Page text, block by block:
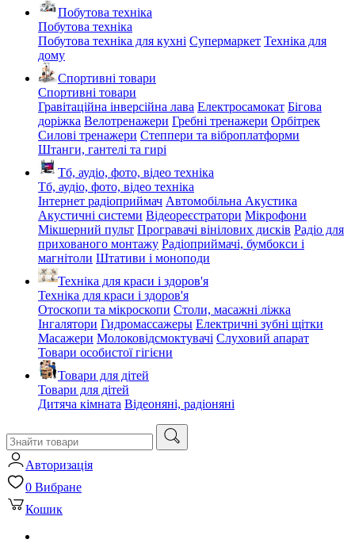
Побутова техніка
Побутова техніка
Побутова техніка для кухні Супермаркет Техніка для
дому
Спортивні товари
Спортивні товари
Гравітаційна інверсійна лава Електросамокат Бігова
доріжка Велотренажери Гребні тренажери Орбітрек
Силові тренажери Степпери та віброплатформи
Штанги, гантелі та гирі
Тб, аудіо, фото, відео техніка
Тб, аудіо, фото, відео техніка
Інтернет радіоприймач Автомобільна Акустика
Акустичні системи Відеореєстратори Мікрофони
Мікшерний пульт Програвачі вінілових дисків Радіо для
прихованого монтажу Радіоприймачі, бумбокси і
магнітоли Штативи і моноподи
Техніка для краси і здоров'я
Техніка для краси і здоров'я
Отоскопи та мікроскопи Столи, масажні ліжка
Інгалятори Гидромассажеры Електричні зубні щітки
Масажери Молоковідсмоктувачі Слуховий апарат
Товари особистої гігієни
Товари для дітей
Товари для дітей
Дитяча кімната Відеоняні, радіоняні
Авторизація
0 Вибране
Кошик